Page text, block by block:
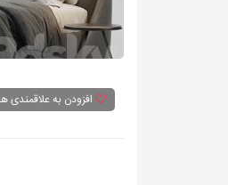
افزودن به علاقمندی ها